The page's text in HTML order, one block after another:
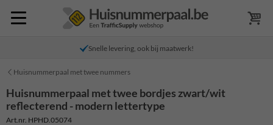
Snelle levering, ook bij maatwerk!
Huisnummerpaal met twee nummers
Huisnummerpaal met twee bordjes zwart/wit
reflecterend - modern lettertype
Art.nr. HPHD.05074